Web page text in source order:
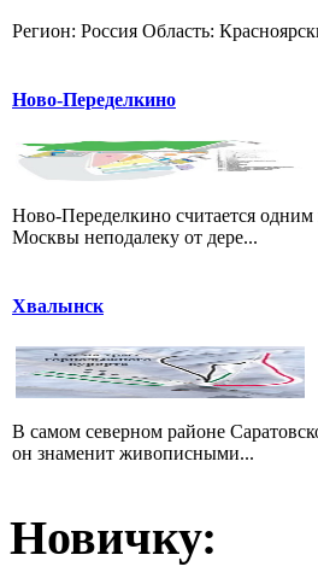
Регион: Россия Область:
Ново-Переделкино
Ново-Переделкино считается
Москвы неподалеку от дере...
Хвалынск
В самом северном районе
он знаменит живописными...
Новичку: